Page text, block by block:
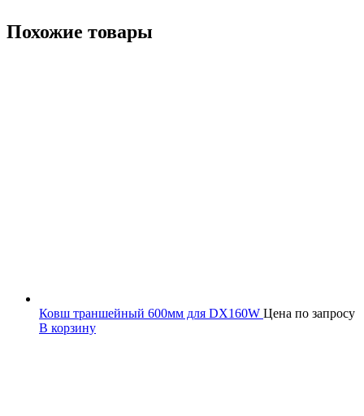
Похожие товары
Ковш траншейный 600мм для DX160W Цена по запросу
В корзину